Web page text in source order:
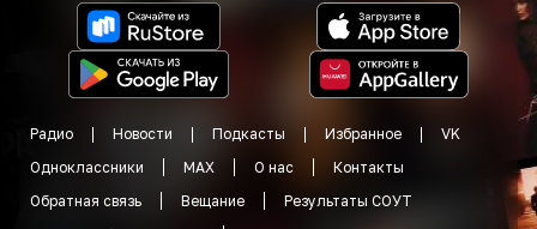
Радио Новости Подкасты Избранное
VK
Одноклассники
MAX О нас
Контакты
Обратная связь
Вещание
Результаты СОУТ